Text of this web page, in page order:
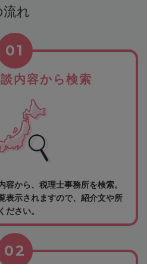
れ
内容から検索
01
から、税理士事務所を検索。
表示されますので、紹介文や所
ださい。
02